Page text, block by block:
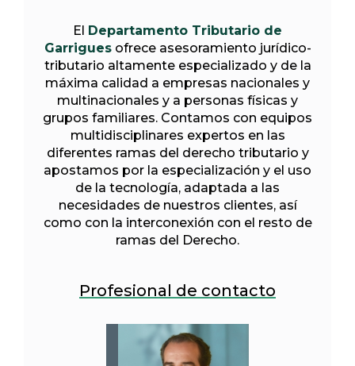
El Departamento Tributario de
Garriguesofrece asesoramiento jurídico-
tributario altamente especializado y de la
máxima calidad a empresas nacionales y
multinacionales y a personas físicas y
grupos familiares. Contamos con equipos
multidisciplinares expertos en las
diferentes ramas del derecho tributario y
apostamos por la especialización y el uso
de la tecnología, adaptada a las
necesidades de nuestros clientes, así
como con la interconexión con el resto de
ramas del Derecho.
Profesional de contacto